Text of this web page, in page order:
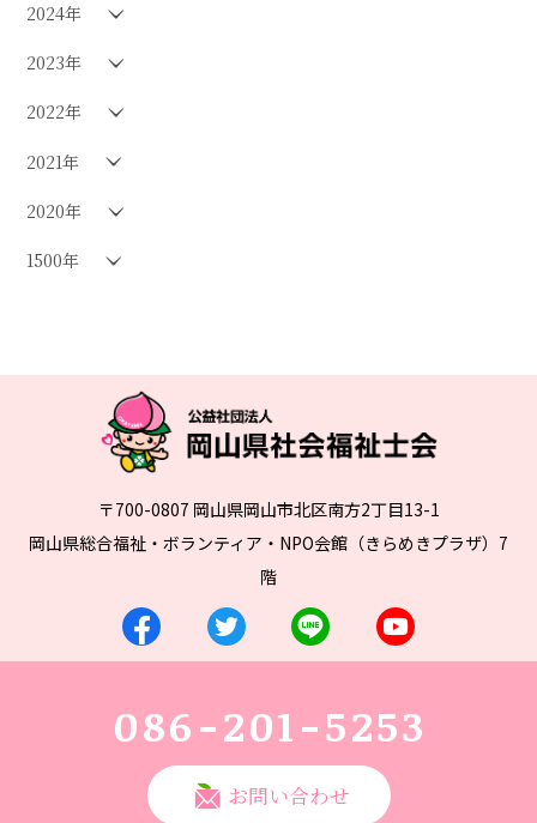
2024年
2023年
2022年
2021年
2020年
1500年
〒700-0807 岡山県岡山市北区南方2丁目13-1
岡山県総合福祉・ボランティア・NPO会館（きらめきプラザ）7
階
086-201-5253
お問い合わせ